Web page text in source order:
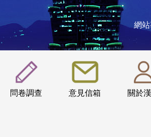
網
問卷調查 意見信箱 關於
:::